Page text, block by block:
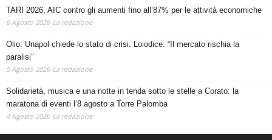
TARI 2026, AIC contro gli aumenti fino all’87% per le attività economiche
6 Agosto 2026 La redazione
Olio: Unapol chiede lo stato di crisi. Loiodice: “Il mercato rischia la
paralisi”
5 Agosto 2026 La redazione
Solidarietà, musica e una notte in tenda sotto le stelle a Corato: la
maratona di eventi l’8 agosto a Torre Palomba
4 Agosto 2026 La redazione